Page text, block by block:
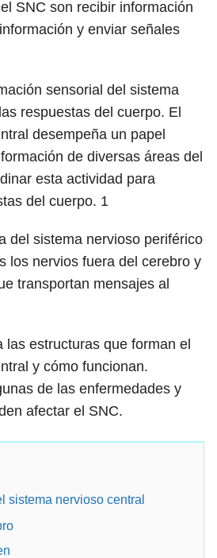
SNC son recibir información
y enviar señales
sensorial del sistema
respuestas del cuerpo. El
desempeña un papel
de diversas áreas del
esta actividad para
del cuerpo. 1
del sistema nervioso periférico
los nervios fuera del cerebro y
transportan mensajes al
las estructuras que forman el
y cómo funcionan.
de las enfermedades y
afectar el SNC.
sistema nervioso central